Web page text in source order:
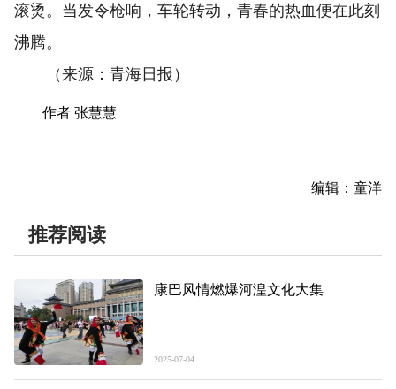
滚烫。当发令枪响，车轮转动，青春的热血便在此刻
沸腾。
（来源：青海日报）
作者 张慧慧
编辑：童洋
推荐阅读
康巴风情燃爆河湟文化大集
2025-07-04